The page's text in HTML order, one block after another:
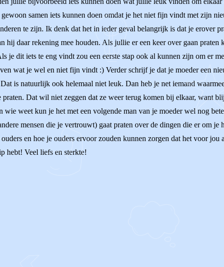
samen iets kunnen doen omdat je het niet fijn vindt met zijn
te zijn. Ik denk dat het in ieder geval belangrijk is dat je erover
daar rekening mee houden. Als jullie er een keer over gaan praten
dit iets te eng vindt zou een eerste stap ook al kunnen zijn om er
wat je wel en niet fijn vindt :) Verder schrijf je dat je moeder een
is natuurlijk ook helemaal niet leuk. Dan heb je net iemand
Dat wil niet zeggen dat ze weer terug komen bij elkaar, want
weet kun je het met een volgende man van je moeder wel nog
mensen die je vertrouwt) gaat praten over de dingen die er om je
en hoe je ouders ervoor zouden kunnen zorgen dat het voor jou
hebt! Veel liefs en sterkte!